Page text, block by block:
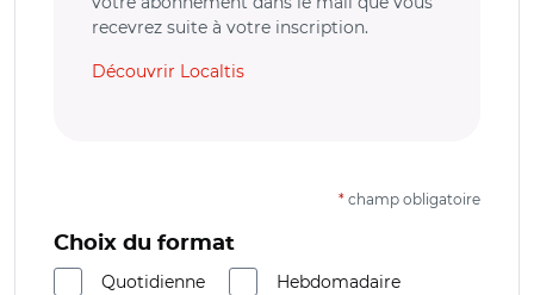
recevrez suite à votre inscription.
Découvrir Localtis
* champ obligatoire
Choix du format
Quotidienne
Hebdomadaire